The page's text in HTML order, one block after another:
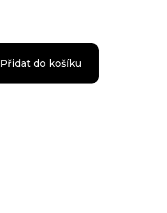
Přidat do košíku